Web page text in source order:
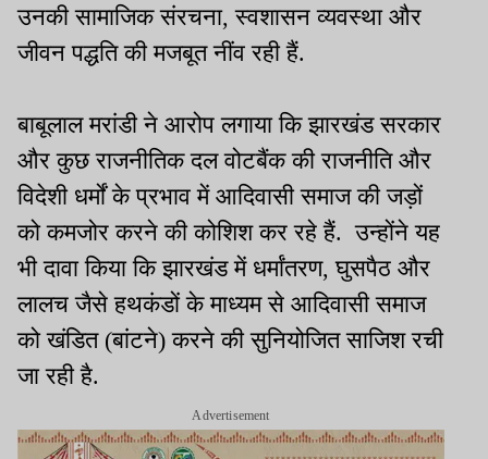
उनकी सामाजिक संरचना, स्वशासन व्यवस्था और
जीवन पद्धति की मजबूत नींव रही हैं.
बाबूलाल मरांडी ने आरोप लगाया कि झारखंड सरकार
और कुछ राजनीतिक दल वोटबैंक की राजनीति और
विदेशी धर्मों के प्रभाव में आदिवासी समाज की जड़ों
को कमजोर करने की कोशिश कर रहे हैं. उन्होंने यह
भी दावा किया कि झारखंड में धर्मांतरण, घुसपैठ और
लालच जैसे हथकंडों के माध्यम से आदिवासी समाज
को खंडित (बांटने) करने की सुनियोजित साजिश रची
जा रही है.
Advertisement